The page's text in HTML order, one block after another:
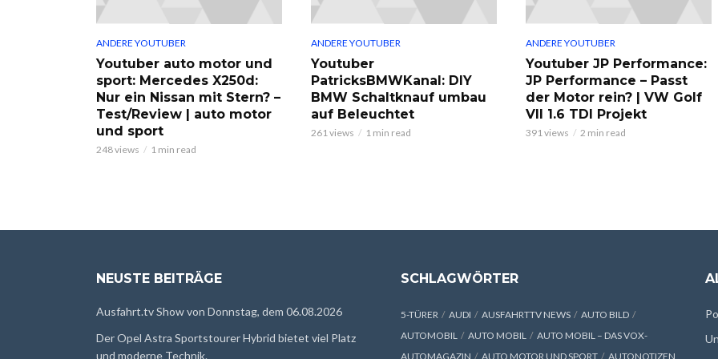
ANDERE YOUTUBER
Youtuber auto motor und
sport: Mercedes X250d:
Nur ein Nissan mit Stern? –
Test/Review | auto motor
und sport
248 views 1 min read
ANDERE YOUTUBER
Youtuber
PatricksBMWKanal: DIY
BMW Schaltknauf umbau
auf Beleuchtet
261 views 1 min read
ANDERE YOUTUBER
Youtuber JP Performance:
JP Performance – Passt
der Motor rein? | VW Golf
VII 1.6 TDI Projekt
391 views 2 min read
NEUSTE BEITRÄGE
Ausfahrt.tv Show von Donnstag, dem 06.08.2026
Der Opel Astra Sportstourer Hybrid bietet viel Platz
und moderne Technik.
SCHLAGWÖRTER
5-TÜRER AUDI AUSFAHRTTV NEWS
AUTO BILD
AUTOMOBIL
AUTO MOBIL
AUTO MOBIL – DAS VOX-
AUTOMAGAZIN
AUTO MOTOR UND SPORT AUTONOTIZEN